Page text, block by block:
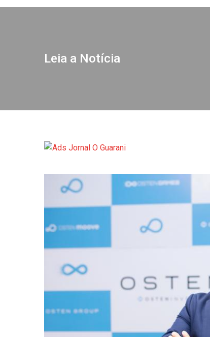
Leia a Notícia